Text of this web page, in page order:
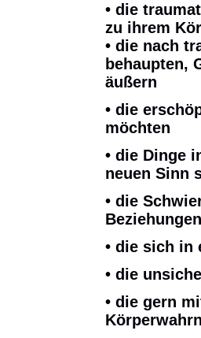
• die
zu ihrem
• die nach
behaupten,
äußern
• die
möchten
• die Dinge
neuen Sinn
• die
Beziehungen
• die sich in
• die
• die gern